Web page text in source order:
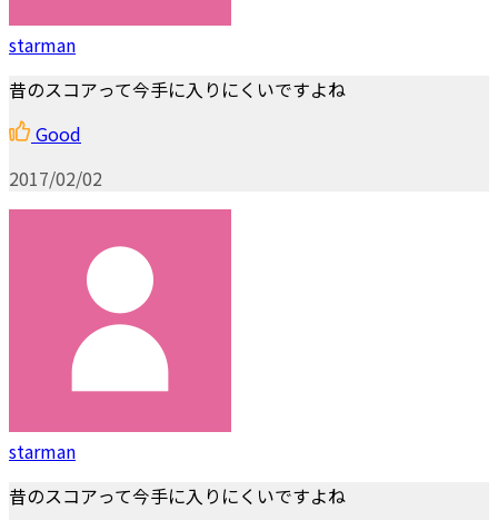
starman
昔のスコアって今手に入りにくいですよね
Good
2017/02/02
starman
昔のスコアって今手に入りにくいですよね